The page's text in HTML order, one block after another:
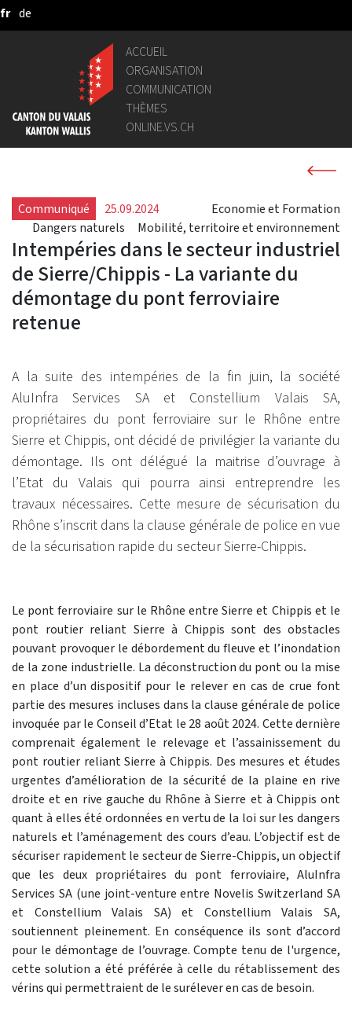
Saut au contenu principal
fr de
ACCUEIL
ORGANISATION
COMMUNICATION
THÈMES
ONLINE.VS.CH
Communiqué 25.09.2024
Economie et Formation
Mobilité, territoire et environnement
Dangers naturels
Intempéries dans le secteur industriel
de Sierre/Chippis - La variante du
démontage du pont ferroviaire
retenue
A la suite des intempéries de la fin juin, la société
AluInfra Services SA et Constellium Valais SA,
propriétaires du pont ferroviaire sur le Rhône entre
Sierre et Chippis, ont décidé de privilégier la variante du
démontage. Ils ont délégué la maitrise d’ouvrage à
l’Etat du Valais qui pourra ainsi entreprendre les
travaux nécessaires. Cette mesure de sécurisation du
Rhône s’inscrit dans la clause générale de police en vue
de la sécurisation rapide du secteur Sierre-Chippis.
Le pont ferroviaire sur le Rhône entre Sierre et Chippis et le
pont routier reliant Sierre à Chippis sont des obstacles
pouvant provoquer le débordement du fleuve et l’inondation
de la zone industrielle. La déconstruction du pont ou la mise
en place d’un dispositif pour le relever en cas de crue font
partie des mesures incluses dans la clause générale de police
invoquée par le Conseil d’Etat le 28 août 2024. Cette dernière
comprenait également le relevage et l’assainissement du
pont routier reliant Sierre à Chippis. Des mesures et études
urgentes d’amélioration de la sécurité de la plaine en rive
droite et en rive gauche du Rhône à Sierre et à Chippis ont
quant à elles été ordonnées en vertu de la loi sur les dangers
naturels et l’aménagement des cours d’eau. L’objectif est de
sécuriser rapidement le secteur de Sierre-Chippis, un objectif
que les deux propriétaires du pont ferroviaire, AluInfra
Services SA (une joint-venture entre Novelis Switzerland SA
et Constellium Valais SA) et Constellium Valais SA,
soutiennent pleinement. En conséquence ils sont d’accord
pour le démontage de l’ouvrage. Compte tenu de l'urgence,
cette solution a été préférée à celle du rétablissement des
vérins qui permettraient de le surélever en cas de besoin.